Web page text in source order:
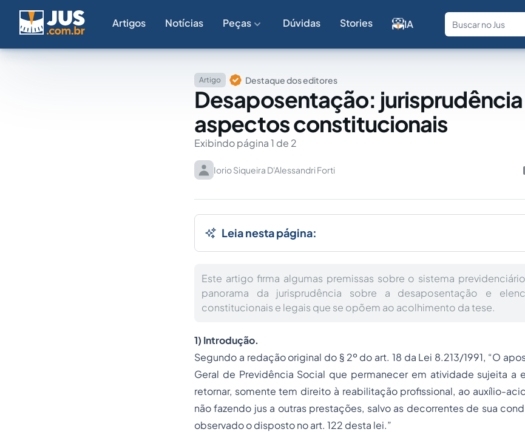
Artigos Notícias Peças Dúvidas Stories IA
Fale
Artigo Destaque dos editores
Desaposentação: jurisprudência
aspectos constitucionais
Exibindo página 1 de 2
Iorio Siqueira D'Alessandri Forti
Leia nesta página:
Este artigo firma algumas premissas sobre o sistema
panorama da jurisprudência sobre a desaposentação e
constitucionais e legais que se opõem ao acolhimento da tese.
1) Introdução.
Segundo a redação original do § 2º do art. 18 da Lei 8.213/1991, “O
Geral de Previdência Social que permanecer em atividade sujeita a
retornar, somente tem direito à reabilitação profissional, ao auxílio-
não fazendo jus a outras prestações, salvo as decorrentes de sua
observado o disposto no art. 122 desta lei.”